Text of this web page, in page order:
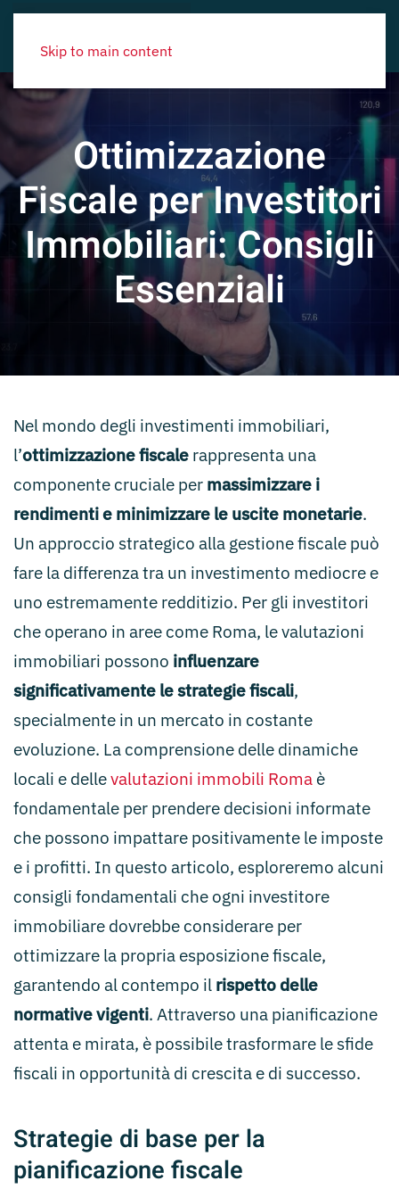
Skip to main content
Ottimizzazione
Fiscale per Investitori
Immobiliari: Consigli
Essenziali
Nel mondo degli investimenti immobiliari,
l’ottimizzazione fiscale rappresenta una
componente cruciale per massimizzare i
rendimenti e minimizzare le uscite monetarie.
Un approccio strategico alla gestione fiscale può
fare la differenza tra un investimento mediocre e
uno estremamente redditizio. Per gli investitori
che operano in aree come Roma, le valutazioni
immobiliari possono influenzare
significativamente le strategie fiscali,
specialmente in un mercato in costante
evoluzione. La comprensione delle dinamiche
locali e dellevalutazioni immobili Roma è
fondamentale per prendere decisioni informate
che possono impattare positivamente le imposte
e i profitti. In questo articolo, esploreremo alcuni
consigli fondamentali che ogni investitore
immobiliare dovrebbe considerare per
ottimizzare la propria esposizione fiscale,
garantendo al contempo il rispetto delle
normative vigenti. Attraverso una pianificazione
attenta e mirata, è possibile trasformare le sfide
fiscali in opportunità di crescita e di successo.
Strategie di base per la
pianificazione fiscale